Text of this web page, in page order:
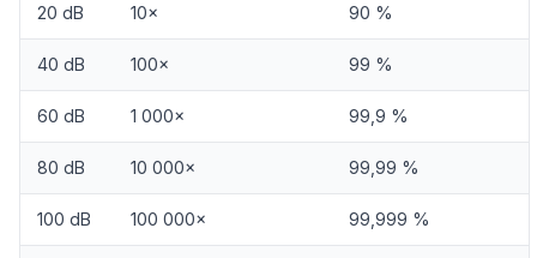
20 dB 10× 90 %
40 dB 100× 99 %
60 dB 1 000× 99,9 %
80 dB 10 000× 99,99 %
100 dB 100 000× 99,999 %